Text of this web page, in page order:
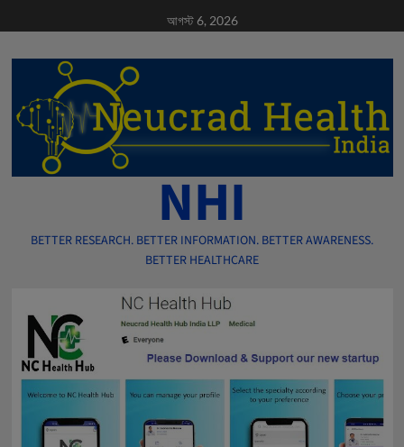
to
content
আগস্ট 6, 2026
NHI
BETTER RESEARCH. BETTER INFORMATION. BETTER AWARENESS.
BETTER HEALTHCARE